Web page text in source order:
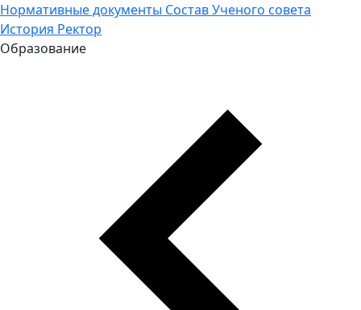
Нормативные документы Состав Ученого совета
История Ректор
Образование